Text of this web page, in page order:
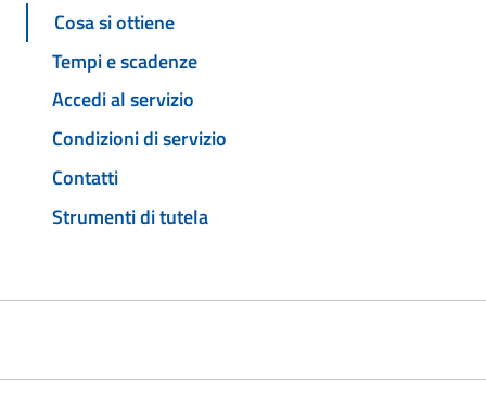
Cosa si ottiene
Tempi e scadenze
Accedi al servizio
Condizioni di servizio
Contatti
Strumenti di tutela